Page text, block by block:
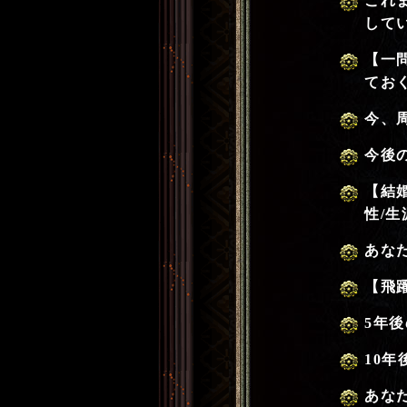
して
【一
てお
今、
今後
【結
性/生
あな
【飛
5年
10年
あな